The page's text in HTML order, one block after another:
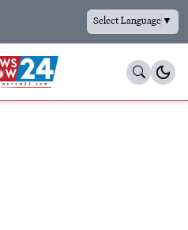
Select Language▼